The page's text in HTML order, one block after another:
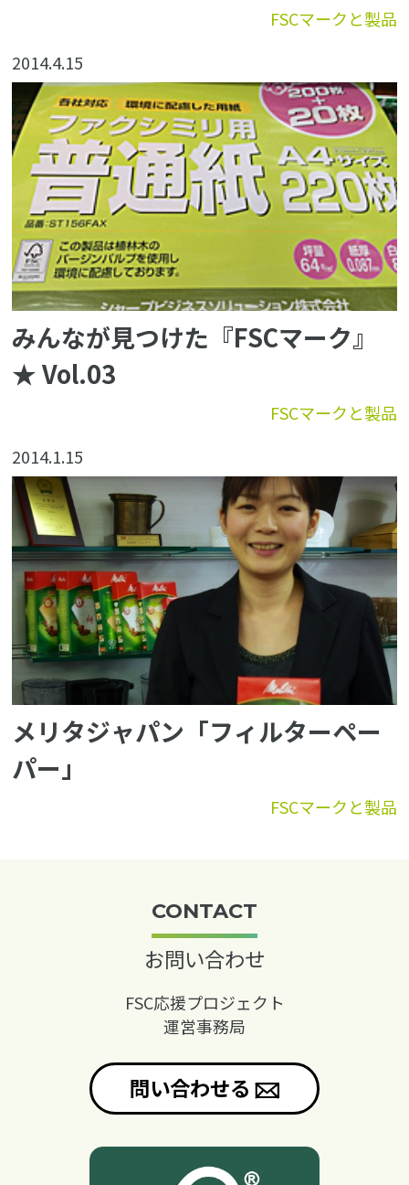
FSCマークと製品
2014.4.15
FSCマークと製品
みんなが見つけた『FSCマーク』
★ Vol.03
2014.1.15
FSCマークと製品
メリタジャパン「フィルターペー
パー」
CONTACT
お問い合わせ
FSC応援プロジェクト
運営事務局
問い合わせる